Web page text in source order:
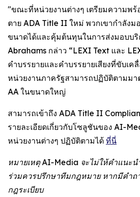
"ขณะที่หน่วยงานต่างๆ เตรียมความพ
ตาย ADA Title II ใหม่ พวกเขากำลังม
ขนาดได้และคุ้มต้นทุนในการส่งมอบบริ
Abrahams กล่าว “LEXI Text และ
คำบรรยายและคำบรรยายเสียงที่ขับเ
หน่วยงานภาครัฐสามารถปฏิบัติตามมา
AA ในขนาดใหญ่
สามารถเข้าถึง ADA Title II
รายละเอียดเกี่ยวกับโซลูชันของ AI-
หน่วยงานต่างๆ ปฏิบัติตามได้ ที่นี่
หมายเหตุ AI-Media จะไม่ให้คำแนะน
ร่วมควรปรึกษาทีมกฎหมาย หากมีคำถ
กฎระเบียบ